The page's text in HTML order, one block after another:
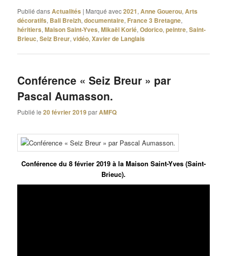
Publié dansActualités | Marqué avec2021,Anne Gouerou,Arts
décoratifs, Bali Breizh,documentaire, France 3 Bretagne,
héritiers,Maison Saint-Yves,Mikaël Korlé,Odorico,peintre,Saint-
Brieuc,Seiz Breur,vidéo,Xavier de Langlais
Conférence « Seiz Breur » par
Pascal Aumasson.
Publié le20 février 2019parAMFQ
Conférence du 8 février 2019 à la Maison Saint-Yves (Saint-
Brieuc).